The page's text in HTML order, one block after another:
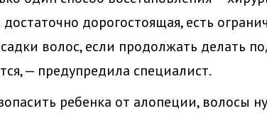
дорогостоящая, есть
волос, если продолжать делать
— предупредила специалист.
ребенка от алопеции, волосы